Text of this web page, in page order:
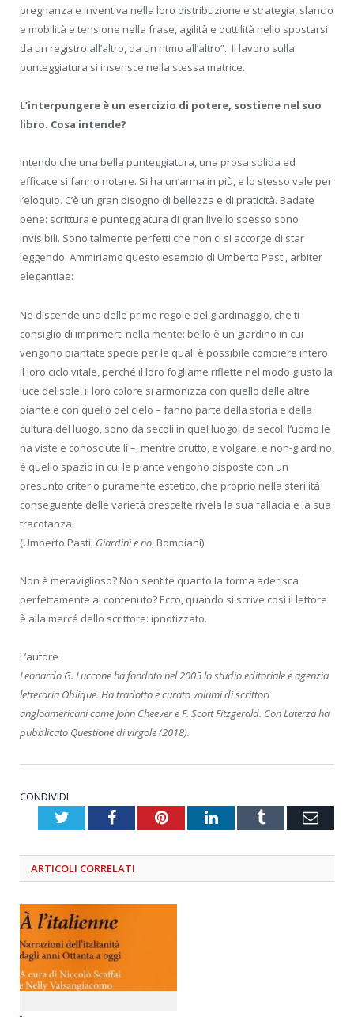
pregnanza e inventiva nella loro distribuzione e strategia, slancio
e mobilità e tensione nella frase, agilità e duttilità nello spostarsi
da un registro all’altro, da un ritmo all’altro”. Il lavoro sulla
punteggiatura si inserisce nella stessa matrice.
L’interpungere è un esercizio di potere, sostiene nel suo
libro. Cosa intende?
Intendo che una bella punteggiatura, una prosa solida ed
efficace si fanno notare. Si ha un’arma in più, e lo stesso vale per
l’eloquio. C’è un gran bisogno di bellezza e di praticità. Badate
bene: scrittura e punteggiatura di gran livello spesso sono
invisibili. Sono talmente perfetti che non ci si accorge di star
leggendo. Ammiriamo questo esempio di Umberto Pasti, arbiter
elegantiae:
Ne discende una delle prime regole del giardinaggio, che ti
consiglio di imprimerti nella mente: bello è un giardino in cui
vengono piantate specie per le quali è possibile compiere intero
il loro ciclo vitale, perché il loro fogliame riflette nel modo giusto la
luce del sole, il loro colore si armonizza con quello delle altre
piante e con quello del cielo – fanno parte della storia e della
cultura del luogo, sono da secoli in quel luogo, da secoli l’uomo le
ha viste e conosciute lì –, mentre brutto, e volgare, e non-giardino,
è quello spazio in cui le piante vengono disposte con un
presunto criterio puramente estetico, che proprio nella sterilità
conseguente delle varietà prescelte rivela la sua fallacia e la sua
tracotanza.
(Umberto Pasti, Giardini e no , Bompiani)
Non è meraviglioso? Non sentite quanto la forma aderisca
perfettamente al contenuto? Ecco, quando si scrive così il lettore
è alla mercé dello scrittore: ipnotizzato.
L’autore
Leonardo G. Luccone ha fondato nel 2005 lo studio editoriale e agenzia
letteraria Oblique. Ha tradotto e curato volumi di scrittori
angloamericani come John Cheever e F. Scott Fitzgerald. Con Laterza ha
pubblicato Questione di virgole (2018).
CONDIVIDI
TwitterFacebookPinterestLinkedInTumblr
ARTICOLI CORRELATI